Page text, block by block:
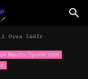
Oyun İndir
Boyutlu Oyunlar İndir